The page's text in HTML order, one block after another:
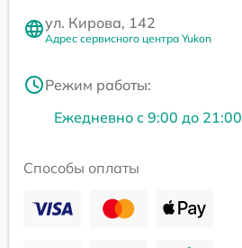
ул. Кирова, 142
Адрес сервисного центра Yukon
Режим работы:
Ежедневно с 9:00 до 21:00
Способы оплаты